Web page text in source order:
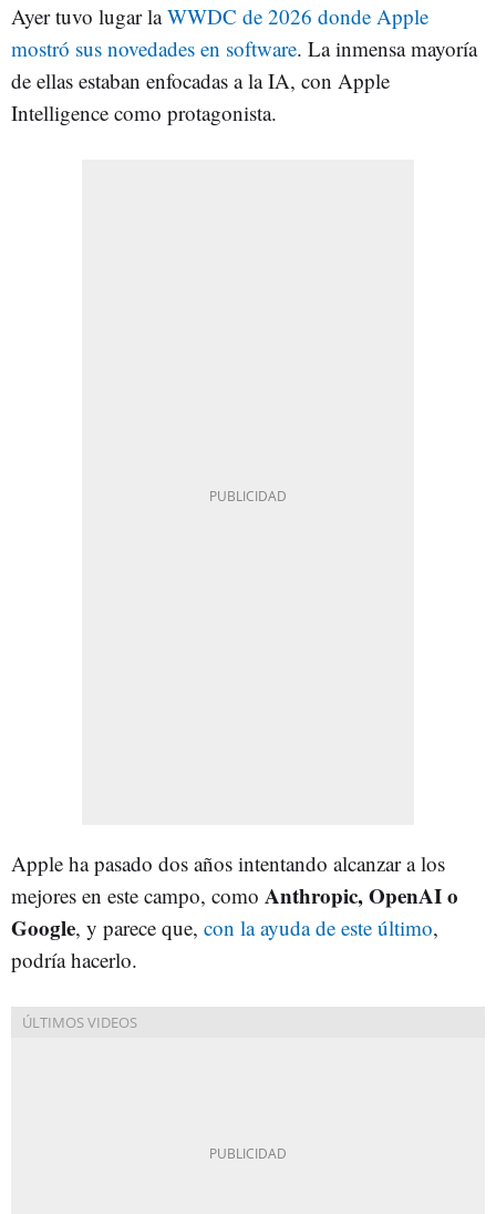
Ayer tuvo lugar laWWDC de 2026 donde Apple
mostró sus novedades en software. La inmensa mayoría
de ellas estaban enfocadas a la IA, con Apple
Intelligence como protagonista.
Apple ha pasado dos años intentando alcanzar a los
mejores en este campo, como Anthropic, OpenAI o
Google, y parece que, con la ayuda de este último,
podría hacerlo.